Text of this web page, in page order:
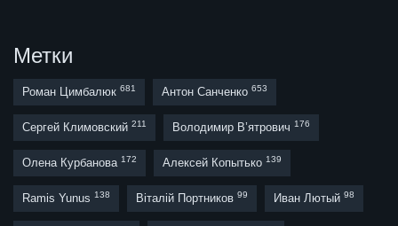
Метки
Роман Цимбалюк 681 Антон Санченко 653
Сергей Климовский 211 Володимир В’ятрович 176
Олена Курбанова 172 Алексей Копытько 139
Ramis Yunus 138 Віталій Портников 99 Иван Лютый 98